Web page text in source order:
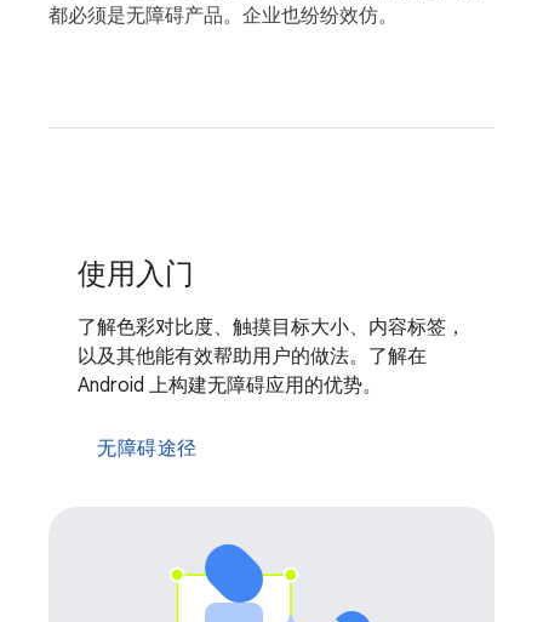
都必须是无障碍产品。企业也纷纷效仿。
使用入门
了解色彩对比度、触摸目标大小、内容标签，
以及其他能有效帮助用户的做法。了解在
Android 上构建无障碍应用的优势。
无障碍途径